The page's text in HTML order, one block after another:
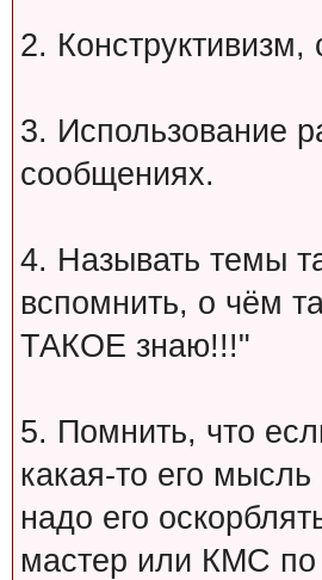
2.
3. Использование
сообщениях.
4. Называть темы
вспомнить, о чём
ТАКОЕ знаю!!!"
5. Помнить, что
какая-то его
надо его
мастер или КМС по